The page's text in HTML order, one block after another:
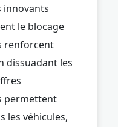
innovants
le blocage
renforcent
dissuadant les
permettent
les véhicules,